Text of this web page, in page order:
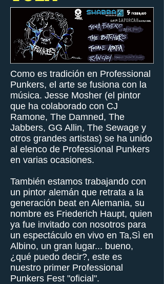
Como es tradición en Professional
Punkers, el arte se fusiona con la
música. Jesse Mosher (el pintor
que ha colaborado con CJ
Ramone, The Damned, The
Jabbers, GG Allin, The Sewage y
otros grandes artistas) se ha unido
al elenco de Professional Punkers
en varias ocasiones.
También estamos trabajando con
un pintor alemán que retrata a la
generación beat en Alemania, su
nombre es Friederich Haupt, quien
ya fue invitado con nosotros para
un espectáculo en vivo en Ta,Sì en
Albino, un gran lugar... bueno,
¿qué puedo decir?, este es
nuestro primer Professional
Punkers Fest "oficial".